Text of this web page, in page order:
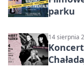
parku
14 sierpnia